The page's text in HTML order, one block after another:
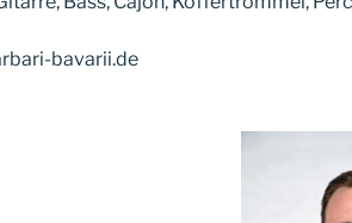
bavarii.de